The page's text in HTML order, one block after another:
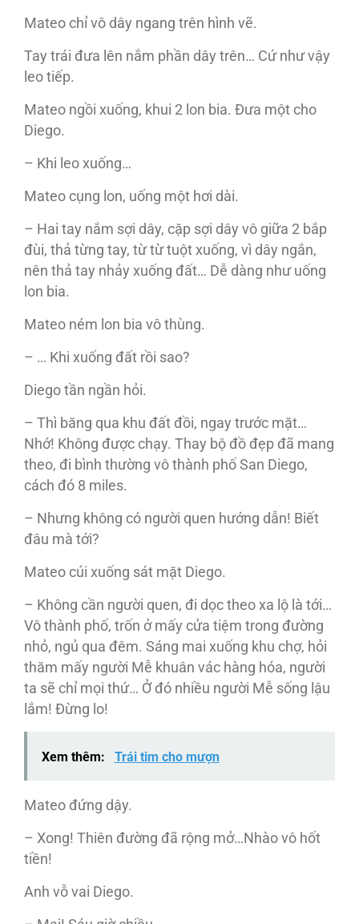
Mateo chỉ vô dây ngang trên hình vẽ.
Tay trái đưa lên nắm phần dây trên… Cứ như vậy
leo tiếp.
Mateo ngồi xuống, khui 2 lon bia. Đưa một cho
Diego.
– Khi leo xuống…
Mateo cụng lon, uống một hơi dài.
– Hai tay nắm sợi dây, cặp sợi dây vô giữa 2 bắp
đùi, thả từng tay, từ từ tuột xuống, vì dây ngắn,
nên thả tay nhảy xuống đất… Dễ dàng như uống
lon bia.
Mateo ném lon bia vô thùng.
– … Khi xuống đất rồi sao?
Diego tần ngần hỏi.
– Thì băng qua khu đất đồi, ngay trước mặt…
Nhớ! Không được chạy. Thay bộ đồ đẹp đã mang
theo, đi bình thường vô thành phố San Diego,
cách đó 8 miles.
– Nhưng không có người quen hướng dẫn! Biết
đâu mà tới?
Mateo cúi xuống sát mặt Diego.
– Không cần người quen, đi dọc theo xa lộ là tới…
Vô thành phố, trốn ở mấy cửa tiệm trong đường
nhỏ, ngủ qua đêm. Sáng mai xuống khu chợ, hỏi
thăm mấy người Mễ khuân vác hàng hóa, người
ta sẽ chỉ mọi thứ… Ở đó nhiều người Mễ sống lậu
lắm! Đừng lo!
Xem thêm: Trái tim cho mượn
Mateo đứng dậy.
– Xong! Thiên đường đã rộng mở…Nhào vô hốt
tiền!
Anh vỗ vai Diego.